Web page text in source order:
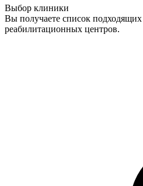
Выбор клиники
Вы получаете список подходящих
реабилитационных центров.